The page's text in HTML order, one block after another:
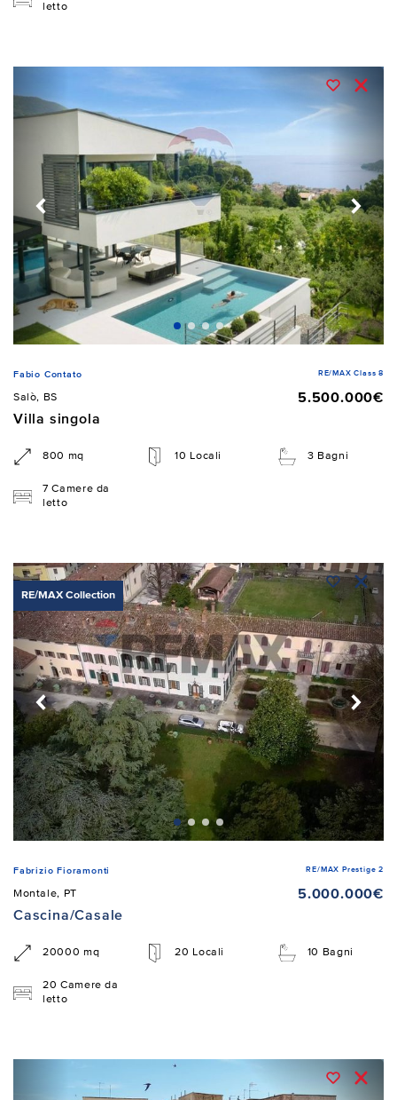
letto
Fabio Contato RE/MAX Class 8
Salò, BS
5.500.000€
Villa singola
800 mq 10 Locali 3 Bagni
7 Camere da
letto
RE/MAX Collection
Fabrizio Fioramonti RE/MAX Prestige 2
Montale, PT
5.000.000€
Cascina/Casale
20000 mq 20 Locali 10 Bagni
20 Camere da
letto